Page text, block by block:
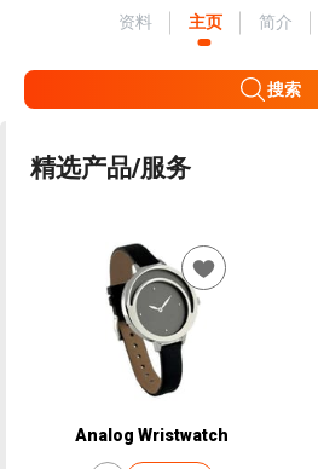
资料 主页 简介
搜索
精选产品/服务
Analog Wristwatch